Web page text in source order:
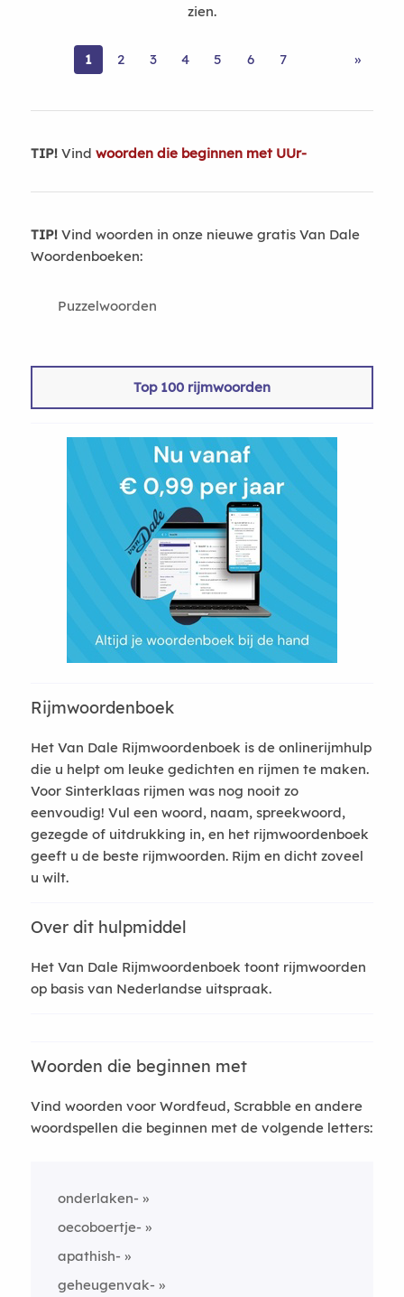
zien.
1 2 3 4 5 6 7 »
TIP!Vind woorden die beginnen met UUr-
TIP!Vind woorden in onze nieuwe gratis Van Dale
Woordenboeken:
Puzzelwoorden
Top 100 rijmwoorden
Rijmwoordenboek
Het Van Dale Rijmwoordenboek is de onlinerijmhulp
die u helpt om leuke gedichten en rijmen te maken.
Voor Sinterklaas rijmen was nog nooit zo
eenvoudig! Vul een woord, naam, spreekwoord,
gezegde of uitdrukking in, en het rijmwoordenboek
geeft u de beste rijmwoorden. Rijm en dicht zoveel
u wilt.
Over dit hulpmiddel
Het Van Dale Rijmwoordenboek toont rijmwoorden
op basis van Nederlandse uitspraak.
Woorden die beginnen met
Vind woorden voor Wordfeud, Scrabble en andere
woordspellen die beginnen met de volgende letters:
onderlaken-
oecoboertje-
apathish-
geheugenvak-